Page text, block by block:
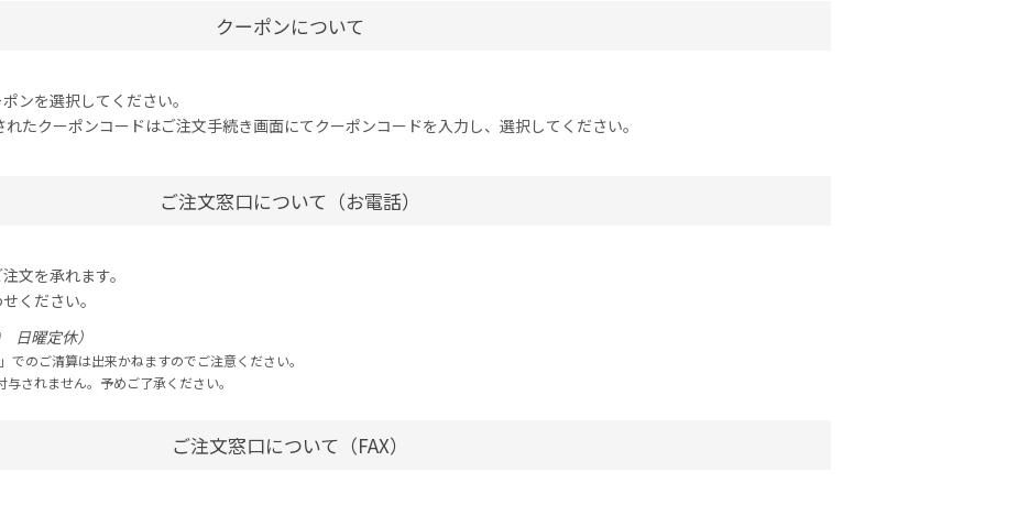
クーポンについて
ンを選択してください。
たクーポンコードはご注文手続き画面にてクーポンコードを入力し、選択してください。
ご注文窓口について（お電話）
文を承れます。
ください。
日曜定休）
でのご清算は出来かねますのでご注意ください。
されません。予めご了承ください。
ご注文窓口について（FAX）